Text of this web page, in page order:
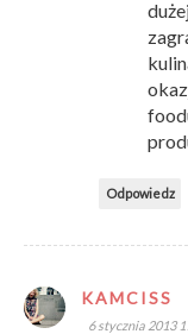
Odpowiedz
KAMCISS
6 stycznia 2013